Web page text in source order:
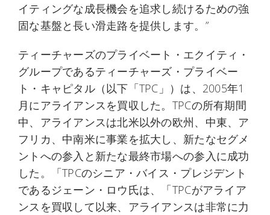
イティングな成長機会を追求し続けるための強
固な基盤と長い滑走路を提供します。”
ティーチャーズのプライベート・エクイティ・
グループであるティーチャーズ・プライベー
ト・キャピタル（以下「TPC」）は、2005年1
月にアライアンスを買収した。TPCの所有期間
中、アライアンスは北米以外の欧州、中東、ア
フリカ、中南米に事業を拡大し、新たなセグメ
ントへの参入と新たな最終市場への参入に成功
した。「TPCのシニア・バイス・プレジデント
であるジェーン・ロウ氏は、「TPCがアライア
ンスを買収して以来、アライアンスは非常に力